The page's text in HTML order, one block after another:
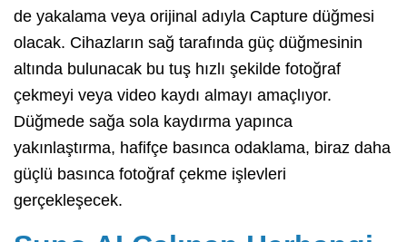
de yakalama veya orijinal adıyla Capture düğmesi
olacak. Cihazların sağ tarafında güç düğmesinin
altında bulunacak bu tuş hızlı şekilde fotoğraf
çekmeyi veya video kaydı almayı amaçlıyor.
Düğmede sağa sola kaydırma yapınca
yakınlaştırma, hafifçe basınca odaklama, biraz daha
güçlü basınca fotoğraf çekme işlevleri
gerçekleşecek.